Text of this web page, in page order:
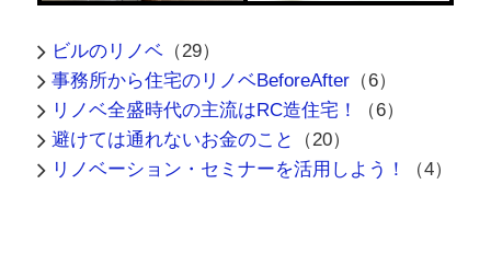
ビルのリノベ（29）
事務所から住宅のリノベBeforeAfter（6）
リノベ全盛時代の主流はRC造住宅！
（6）
避けては通れないお金のこと
（20）
リノベーション・セミナーを活用しよう！
（4）